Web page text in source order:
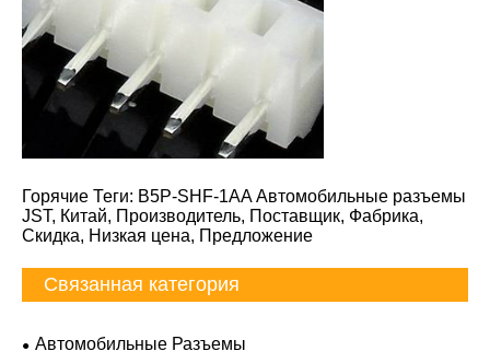
Горячие Теги: B5P-SHF-1AA Автомобильные разъемы
JST, Китай, Производитель, Поставщик, Фабрика,
Скидка, Низкая цена, Предложение
Связанная категория
Автомобильные Разъемы